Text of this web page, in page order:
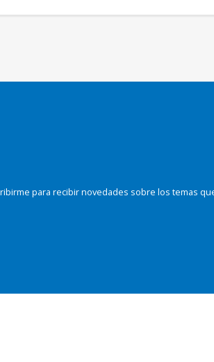
para recibir novedades sobre los temas